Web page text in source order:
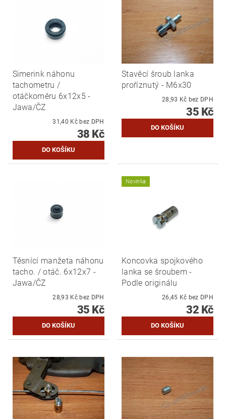
Simerink náhonu
tachometru /
otáčkoměru 6x12x5 -
Jawa/ČZ
31,40 Kč bez DPH
38 Kč
Stavěcí šroub lanka
proříznutý - M6x30
28,93 Kč bez DPH
35 Kč
Těsnící manžeta náhonu
tacho. / otáč. 6x12x7 -
Jawa/ČZ
28,93 Kč bez DPH
35 Kč
Novinka
Koncovka spojkového
lanka se šroubem -
Podle originálu
26,45 Kč bez DPH
32 Kč